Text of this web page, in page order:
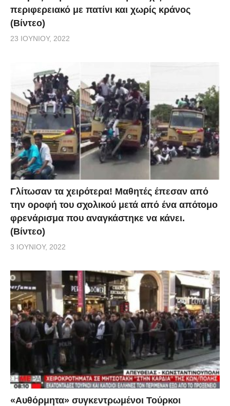
περιφερειακό με πατίνι και χωρίς κράνος
(Βίντεο)
23 ΙΟΥΝΊΟΥ, 2022
Γλίτωσαν τα χειρότερα! Μαθητές έπεσαν από
την οροφή του σχολικού μετά από ένα απότομο
φρενάρισμα που αναγκάστηκε να κάνει.
(Βίντεο)
3 ΙΟΥΝΊΟΥ, 2022
«Αυθόρμητα» συγκεντρωμένοι Τούρκοι